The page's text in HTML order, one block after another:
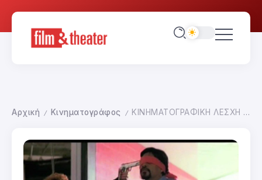
Αρχική / Κινηματογράφος / ΚΙΝΗΜΑΤΟΓΡΑΦΙΚΗ ΛΕΣΧΗ SOLARIS-ΑΦΙΕΡΩΜΑ ΑΜΕΡΙΚΑΝΙΚΟΣ ΑΝΕΞΑΡΤΗΤΟΣ ΚΙΝΗΜΑΤΟΓΡΑΦΟΣ ΑΑ ΠΡΟΓΡΑΜΜΑ